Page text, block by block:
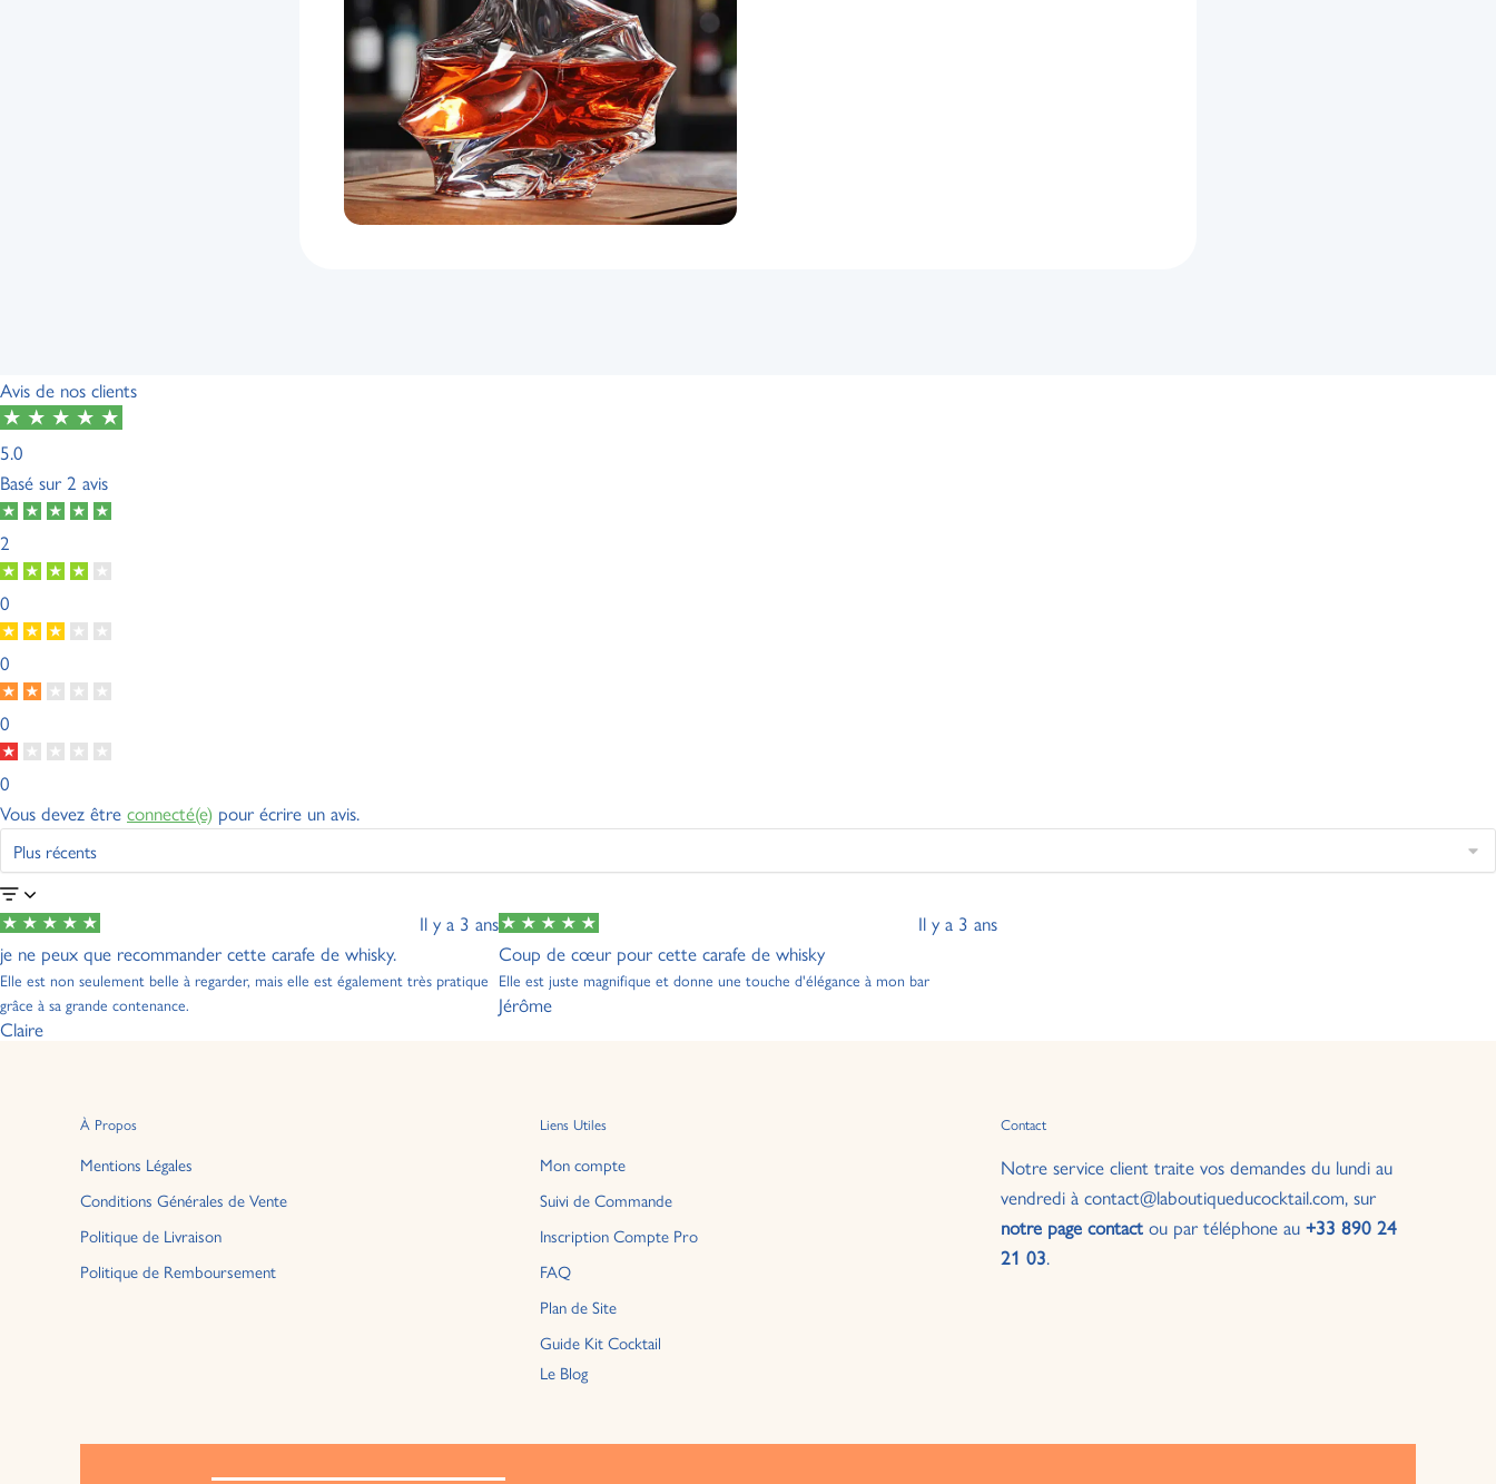
Avis de nos clients
5.0
Basé sur 2 avis
2
0
0
0
0
Vous devez être connecté(e) pour écrire un avis.
Il y a 3 ans
je ne peux que recommander cette carafe de whisky.
Elle est non seulement belle à regarder, mais elle est également très pratique
grâce à sa grande contenance.
Claire
Il y a 3 ans
Coup de cœur pour cette carafe de whisky
Elle est juste magnifique et donne une touche d'élégance à mon bar
Jérôme
À Propos
Mentions Légales
Conditions Générales de Vente
Politique de Livraison
Politique de Remboursement
Liens Utiles
Mon compte
Suivi de Commande
Inscription Compte Pro
FAQ
Plan de Site
Guide Kit Cocktail
Le Blog
Contact
Notre service client traite vos demandes du lundi au
vendredi à contact@laboutiqueducocktail.com, sur
notre page contactou par téléphone au +33 890 24
21 03.